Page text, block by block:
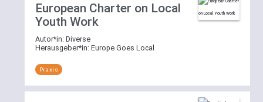
European Charter on Local
Youth Work
Autor*in: Diverse
Herausgeber*in: Europe Goes Local
Praxis